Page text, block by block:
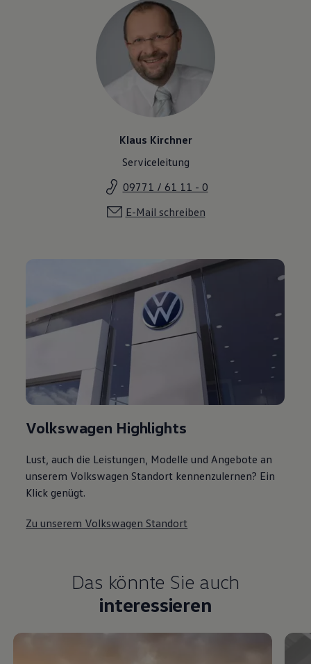
Klaus Kirchner
Serviceleitung
09771 / 61 11 - 0
E-Mail schreiben
Volkswagen Highlights
Lust, auch die Leistungen, Modelle und Angebote an
unserem Volkswagen Standort kennenzulernen? Ein
Klick genügt.
Zu unserem Volkswagen Standort
Das könnte Sie auch
interessieren